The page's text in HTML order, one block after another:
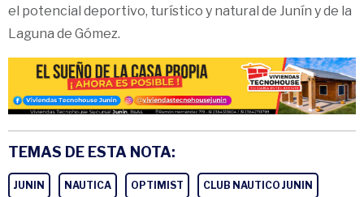
el potencial deportivo, turístico y natural de Junín y de la
Laguna de Gómez.
TEMAS DE ESTA NOTA:
JUNIN NAUTICA OPTIMIST CLUB NAUTICO JUNIN